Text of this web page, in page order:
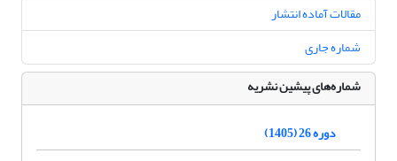
مقالات آماده انتشار
شماره جاری
شماره‌های پیشین نشریه
دوره 26 (1405)